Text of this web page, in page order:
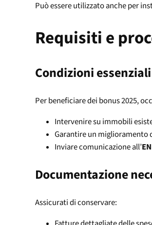
Può essere utilizzato anche per
Requisiti e
Condizioni essenziali
Per beneficiare dei bonus 2025,
Intervenire su immobili
Garantire un miglioramento
Inviare comunicazione all’
Documentazione
Assicurati di conservare: